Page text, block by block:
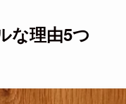
な理由5つ